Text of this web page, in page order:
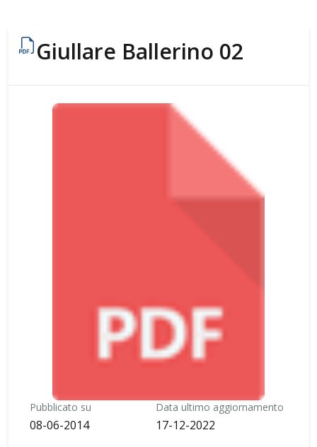
Giullare Ballerino 02
Pubblicato su
08-06-2014
Data ultimo aggiornamento
17-12-2022